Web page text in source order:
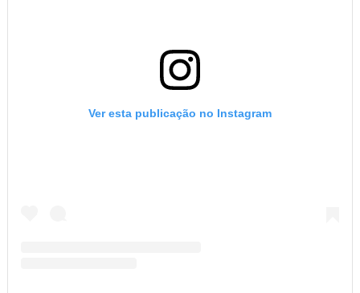
Ver esta publicação no Instagram